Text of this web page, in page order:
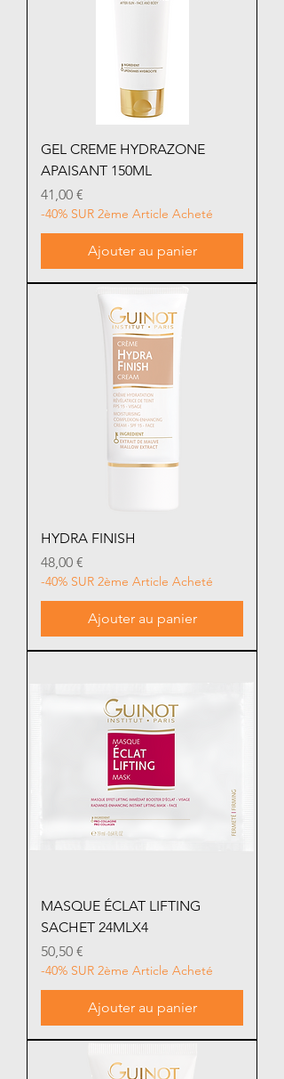
GEL CREME HYDRAZONE
APAISANT 150ML
Prix
41,00 €
-40% SUR 2ème Article Acheté
Ajouter au panier
HYDRA FINISH
Prix
48,00 €
-40% SUR 2ème Article Acheté
Ajouter au panier
MASQUE ÉCLAT LIFTING
SACHET 24MLX4
Prix
50,50 €
-40% SUR 2ème Article Acheté
Ajouter au panier